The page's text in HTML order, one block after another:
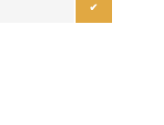
✔